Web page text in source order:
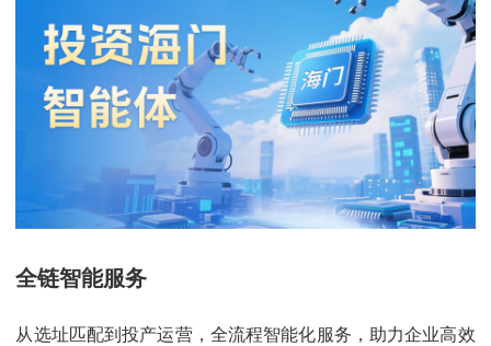
全链智能服务
从选址匹配到投产运营，全流程智能化服务，助力企业高效